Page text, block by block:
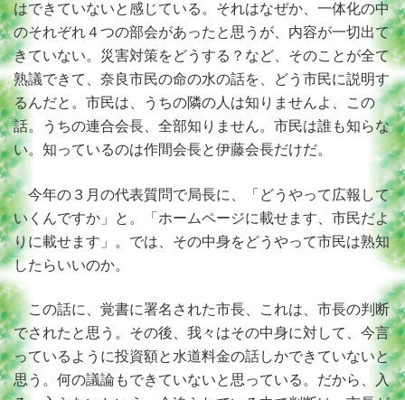
はできていないと感じている。それはなぜか、一体化の中
のそれぞれ４つの部会があったと思うが、内容が一切出て
きていない。災害対策をどうする？など、そのことが全て
熟議できて、奈良市民の命の水の話を、どう市民に説明す
るんだと。市民は、うちの隣の人は知りませんよ、この
話。うちの連合会長、全部知りません。市民は誰も知らな
い。知っているのは作間会長と伊藤会長だけだ。
今年の３月の代表質問で局長に、「どうやって広報して
いくんですか」と。「ホームページに載せます、市民だよ
りに載せます」。では、その中身をどうやって市民は熟知
したらいいのか。
この話に、覚書に署名された市長、これは、市長の判断
でされたと思う。その後、我々はその中身に対して、今言
っているように投資額と水道料金の話しかできていないと
思う。何の議論もできていないと思っている。だから、入